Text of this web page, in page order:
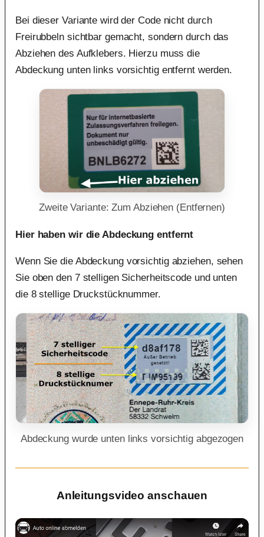
Bei dieser Variante wird der Code nicht durch
Freirubbeln sichtbar gemacht, sondern durch das
Abziehen des Aufklebers. Hierzu muss die
Abdeckung unten links vorsichtig entfernt werden.
Zweite Variante: Zum Abziehen (Entfernen)
Hier haben wir die Abdeckung entfernt
Wenn Sie die Abdeckung vorsichtig abziehen, sehen
Sie oben den 7 stelligen Sicherheitscode und unten
die 8 stellige Druckstücknummer.
Abdeckung wurde unten links vorsichtig abgezogen
Anleitungsvideo anschauen